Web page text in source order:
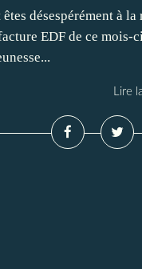
désespérément à
EDF de ce mois-
Lire